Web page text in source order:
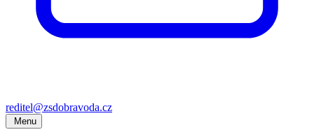
reditel@zsdobravoda.cz
Menu